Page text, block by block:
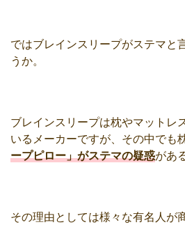
ではブレインスリープがステマと
うか。
ブレインスリープは枕やマットレ
いるメーカーですが、その中でも
ープピロー」がステマの疑惑があ
その理由としては様々な有名人が